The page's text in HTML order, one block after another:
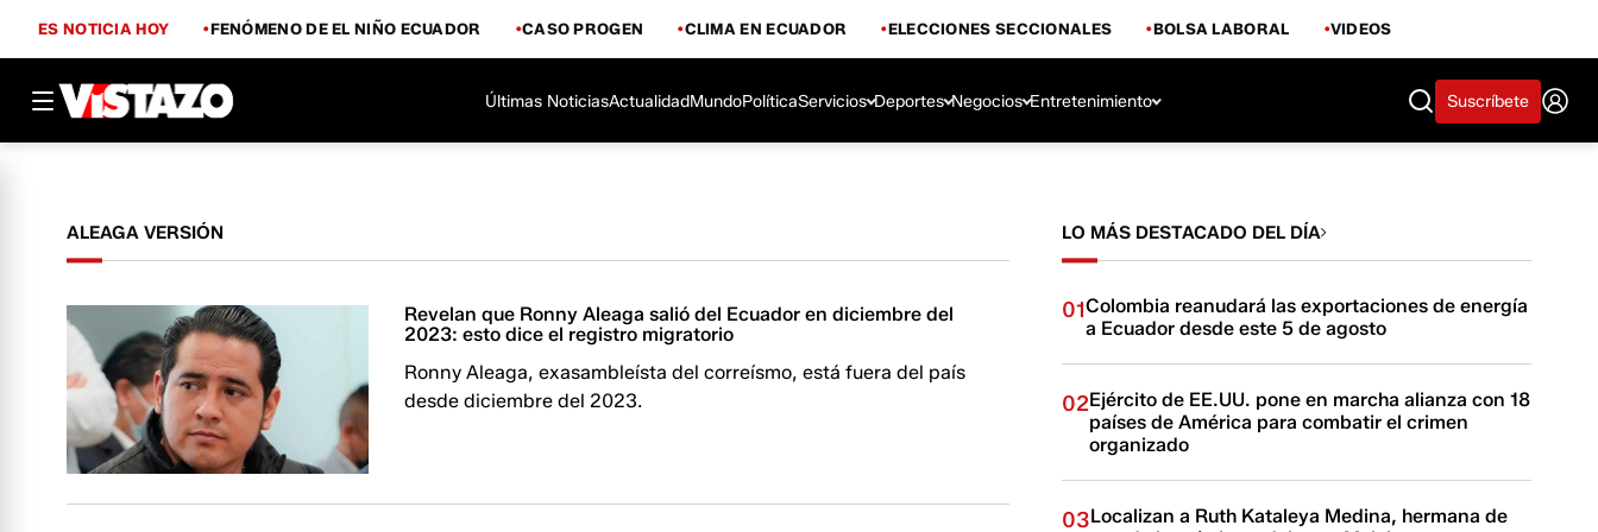
ES NOTICIA HOY FENÓMENO DE EL NIÑO ECUADOR CASO PROGEN CLIMA EN ECUADOR ELECCIONES SECCIONALES BOLSA LABORAL VIDEOS
Últimas NoticiasActualidadMundoPolíticaServicios Deportes Negocios Entretenimiento Suscríbete
ALEAGA VERSIÓN
Revelan que Ronny Aleaga salió del Ecuador en diciembre del
2023: esto dice el registro migratorio
Ronny Aleaga, exasambleísta del correísmo, está fuera del país
desde diciembre del 2023.
LO MÁS DESTACADO DEL DÍA
01Colombia reanudará las exportaciones de energía
a Ecuador desde este 5 de agosto
02Ejército de EE.UU. pone en marcha alianza con 18
países de América para combatir el crimen
organizado
03Localizan a Ruth Kataleya Medina, hermana de